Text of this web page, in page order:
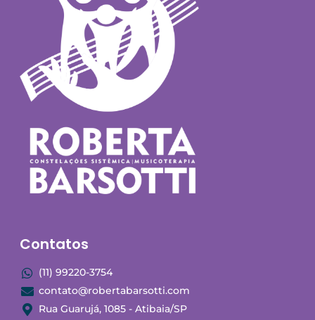
Contatos
(11) 99220-3754
contato@robertabarsotti.com
Rua Guarujá, 1085 - Atibaia/SP